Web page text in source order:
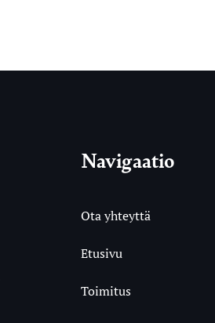
Navigaatio
Ota yhteyttä
Etusivu
Toimitus